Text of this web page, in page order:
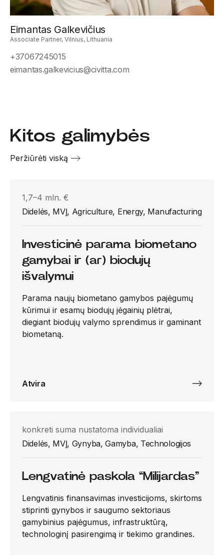
Eimantas Galkevičius
Associate Partner, Vilnius, Lithuania
+37067245015
eimantas.galkevicius@civitta.com
Kitos galimybės
Peržiūrėti viską
1,7–4 mln. €
Didelės, MVĮ, Agriculture, Energy, Manufacturing
Investicinė parama biometano
gamybai ir (ar) biodujų
išvalymui
Parama naujų biometano gamybos pajėgumų
kūrimui ir esamų biodujų jėgainių plėtrai,
diegiant biodujų valymo sprendimus ir gaminant
biometaną.
Atvira
konkreti suma nustatoma individualiai
Didelės, MVĮ, Gynyba, Gamyba, Technologijos
Lengvatinė paskola “Milijardas”
Lengvatinis finansavimas investicijoms, skirtoms
stiprinti gynybos ir saugumo sektoriaus
gamybinius pajėgumus, infrastruktūrą,
technologinį pasirengimą ir tiekimo grandines.